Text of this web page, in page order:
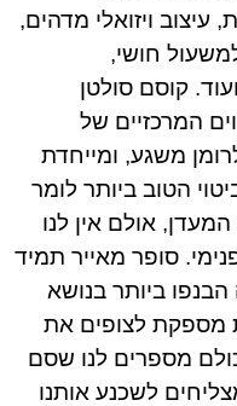
ויזואלי מדהים,
חושי,
קוסם סולטן
המרכזיים של
משגע, ומייחדת
הטוב ביותר לומר
אולם אין לנו
סופר מאייר תמיד
ביותר בנושא
מספקת לצופים את
מספרים לנו שסם
לשכנע אותנו